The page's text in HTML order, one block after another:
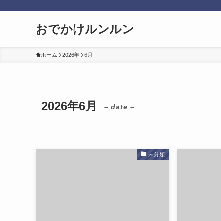
おでかけルンルン
ホーム 2026年 6月
2026年6月 – date –
未分類